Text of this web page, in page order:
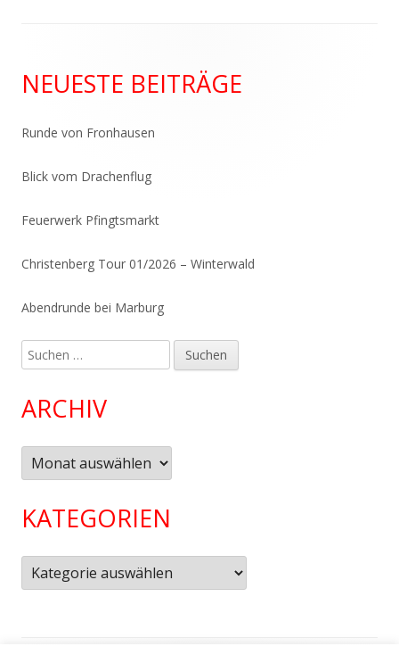
Seitenleiste
NEUESTE BEITRÄGE
Runde von Fronhausen
Blick vom Drachenflug
Feuerwerk Pfingtsmarkt
Christenberg Tour 01/2026 – Winterwald
Abendrunde bei Marburg
Suchen
nach:
ARCHIV
Archiv
KATEGORIEN
Kategorien